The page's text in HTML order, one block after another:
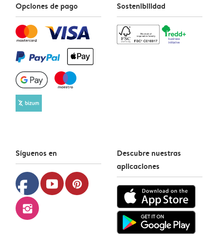
Opciones de pago Sostenibilidad
Síguenos en
facebook youtube pinterest
instagram
Descubre nuestras
aplicaciones